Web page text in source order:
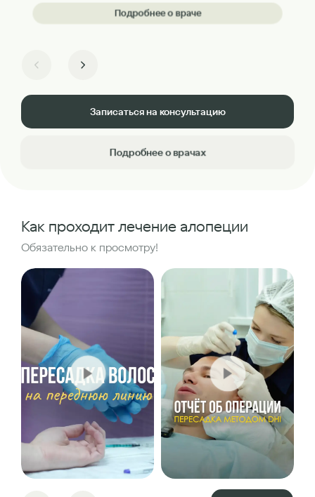
Подробнее о враче
Записаться на консультацию
Подробнее о врачах
Как проходит лечение алопеции
Обязательно к просмотру!